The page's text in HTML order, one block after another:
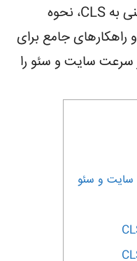
در این مقاله، به صورت عمیق و فنی به CLS، نحوه
راهکارهای جامع برای
سرعت سایت و سئو را